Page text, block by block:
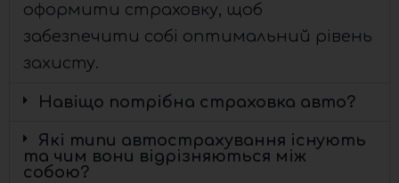
оформити страховку, щоб
забезпечити собі оптимальний рівень
захисту.
Навіщо потрібна страховка авто?
Які типи автострахування існують
та чим вони відрізняються між
собою?